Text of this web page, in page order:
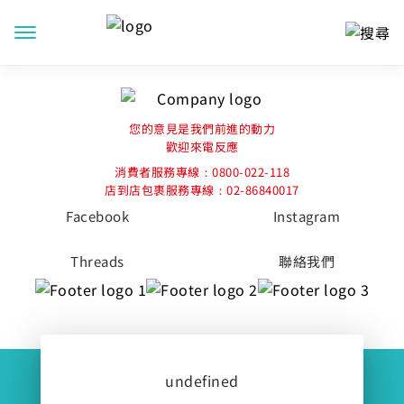
您的意見是我們前進的動力
歡迎來電反應
消費者服務專線：0800-022-118
店到店包裹服務專線：02-86840017
Facebook Instagram
Threads 聯絡我們
萊爾富企業站
undefined